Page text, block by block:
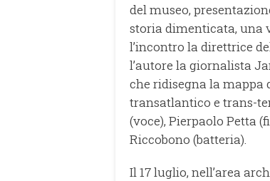
del museo,
storia dimenticata, una
l’incontro la direttrice
l’autore la giornalista
che ridisegna la
transatlantico e trans-
(voce), Pierpaolo Petta
Riccobono (batteria).
Il 17 luglio, nell’area